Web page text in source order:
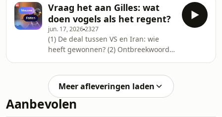
vreemd met een man vlak voor mijn
bevalling (4) Middagjournaal:
Annelies Moons
Vraag het aan Gilles: wat
doen vogels als het regent?
jun. 17, 20262327
(1) De deal tussen VS en Iran: wie
heeft gewonnen? (2) Ontbreekwoord:
regent? (4) Minder biodiversiteit dan
60 jaar geleden, doordat de mens
zich uit de natuur heeft
teruggetrokken (5) Middagjournaal:
Meer afleveringen laden
Aanbevolen